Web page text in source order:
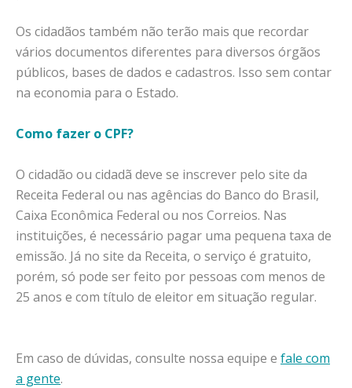
Os cidadãos também não terão mais que recordar
vários documentos diferentes para diversos órgãos
públicos, bases de dados e cadastros. Isso sem contar
na economia para o Estado.
Como fazer o CPF?
O cidadão ou cidadã deve se inscrever pelo site da
Receita Federal ou nas agências do Banco do Brasil,
Caixa Econômica Federal ou nos Correios. Nas
instituições, é necessário pagar uma pequena taxa de
emissão. Já no site da Receita, o serviço é gratuito,
porém, só pode ser feito por pessoas com menos de
25 anos e com título de eleitor em situação regular.
Em caso de dúvidas, consulte nossa equipe e fale com
a gente.